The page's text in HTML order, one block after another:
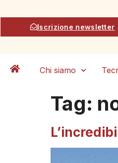
Iscrizione newsletter
Chi siamo
Tag: